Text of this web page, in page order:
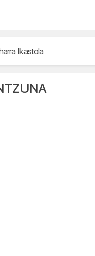
Ikastola